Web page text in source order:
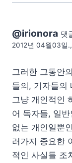
@irionora 댓
2012년 04월03일
그러한 그동안
들의, 기자들의
그냥 개인적인
어 독자들, 일
없는 개인일뿐
러가지 중요한
적인 사실들 조